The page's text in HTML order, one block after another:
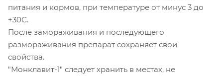
питания и кормов, при температуре от минус 3 до
+30С.
После замораживания и последующего
размораживания препарат сохраняет свои
свойства.
"Монклавит-1" следует хранить в местах, не